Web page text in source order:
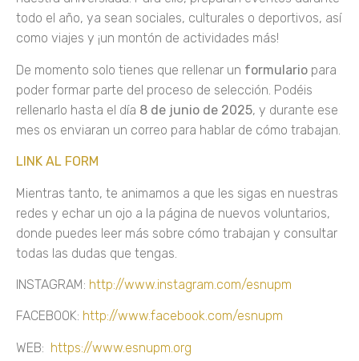
todo el año, ya sean sociales, culturales o deportivos, así
como viajes y ¡un montón de actividades más!
De momento solo tienes que rellenar un formulario para
poder formar parte del proceso de selección. Podéis
rellenarlo hasta el día 8 de junio de 2025, y durante ese
mes os enviaran un correo para hablar de cómo trabajan.
LINK AL FORM
Mientras tanto, te animamos a que les sigas en nuestras
redes y echar un ojo a la página de nuevos voluntarios,
donde puedes leer más sobre cómo trabajan y consultar
todas las dudas que tengas.
INSTAGRAM: http://www.instagram.com/esnupm
FACEBOOK: http://www.facebook.com/esnupm
WEB: https://www.esnupm.org